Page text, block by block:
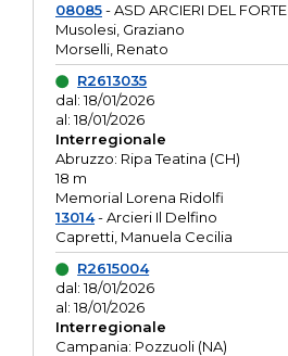
08085- ASD ARCIERI DEL FORTE
Musolesi, Graziano
Morselli, Renato
R2613035
dal: 18/01/2026
al: 18/01/2026
Interregionale
Abruzzo: Ripa Teatina (CH)
18 m
Memorial Lorena Ridolfi
13014- Arcieri Il Delfino
Capretti, Manuela Cecilia
R2615004
dal: 18/01/2026
al: 18/01/2026
Interregionale
Campania: Pozzuoli (NA)